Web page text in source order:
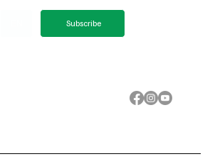
Subscribe